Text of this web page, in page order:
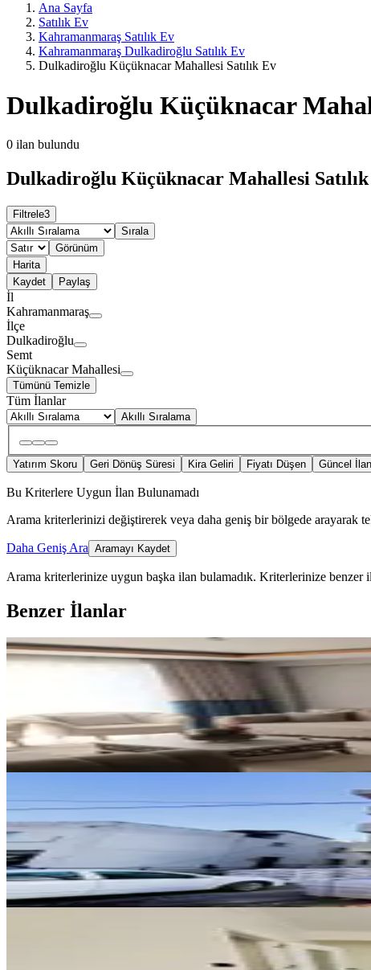
Ana Sayfa
Satılık Ev
Kahramanmaraş Satılık Ev
Kahramanmaraş Dulkadiroğlu Satılık Ev
Dulkadiroğlu Küçüknacar Mahallesi Satılık Ev
Dulkadiroğlu Küçüknacar
0 ilan bulundu
Dulkadiroğlu Küçüknacar Mahallesi
Filtrele3
Sırala
Görünüm
Harita
Kaydet
Paylaş
İl
Kahramanmaraş
İlçe
Dulkadiroğlu
Semt
Küçüknacar Mahallesi
Tümünü Temizle
Tüm İlanlar
Akıllı Sıralama
Yatırım Skoru Geri Dönüş Süresi Kira Geliri Fiyatı Düşen Güncel İlan
Bu Kriterlere Uygun İlan Bulunamadı
Arama kriterlerinizi değiştirerek veya daha geniş bir bölgede arayarak
Daha Geniş Ara Aramayı Kaydet
Arama kriterlerinize uygun başka ilan bulamadık. Kriterlerinize benzer
Benzer İlanlar
YENİ
Aslanbeyde Satılık 3+1 Daire
Dulkadiroğlu, Aslan Bey Mahallesi
3+1·125 m²·Kot 4·06.08.2026
2.900.000 ₺
Germenıcıa'dan Pıazza'ya Çok
Dulkadiroğlu, Egemenlik Mahallesi
50 m²·3. Kat ·05.08.2026
2.250.000 ₺
Yeni Rota' Dan Yahya Kemalde
Dulkadiroğlu, Yahya Kemal Mahallesi